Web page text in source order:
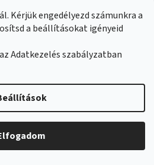
Kérjük engedélyezd számunkra a
a beállításokat igényeid
Adatkezelés szabályzatban
Raktáron
szabású póló a szabadidő
megfelelő stílusban való
eltöltéséért.